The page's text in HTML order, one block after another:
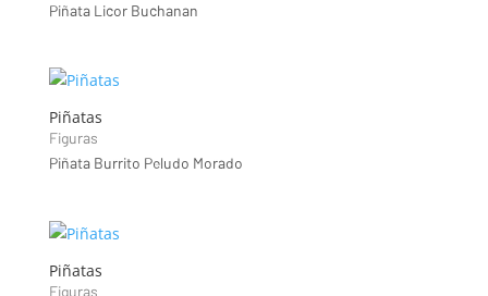
Piñata Licor Buchanan
Piñatas
Figuras
Piñata Burrito Peludo Morado
Piñatas
Figuras